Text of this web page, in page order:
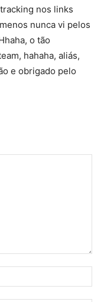
nos links
nunca vi pelos
o tão
hahaha, aliás,
e obrigado pelo